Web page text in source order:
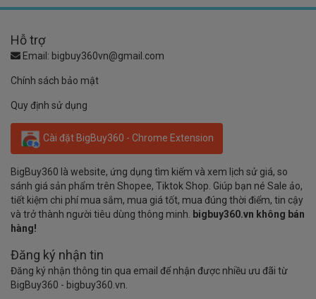
Hỗ trợ
Email: bigbuy360vn@gmail.com
Chính sách bảo mật
Quy định sử dụng
Cài đặt BigBuy360 - Chrome Extension
BigBuy360 là website, ứng dụng tìm kiếm và xem lịch sử giá, so
sánh giá sản phẩm trên Shopee, Tiktok Shop. Giúp bạn né Sale ảo,
tiết kiệm chi phí mua sắm, mua giá tốt, mua đúng thời điểm, tin cậy
và trở thành người tiêu dùng thông minh. bigbuy360.vn không bán
hàng!
Đăng ký nhận tin
Đăng ký nhận thông tin qua email để nhận được nhiều ưu đãi từ
BigBuy360 - bigbuy360.vn.